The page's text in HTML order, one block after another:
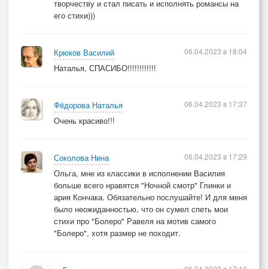
творчеству и стал писать и исполнять романсы на
его стихи)))
Крюков Василий
Наталья, СПАСИБО!!!!!!!!!!!!
06.04.2023 в 18:04
Фёдорова Наталья
Очень красиво!!!
06.04.2023 в 17:37
Соколова Нина
Ольга, мне из классики в исполнении Василия
больше всего нравятся "Ночной смотр" Глинки и
ария Кончака. Обязательно послушайте! И для меня
было неожиданностью, что он сумел спеть мои
стихи про "Болеро" Равеля на мотив самого
"Болеро", хотя размер не походит.
06.04.2023 в 17:29